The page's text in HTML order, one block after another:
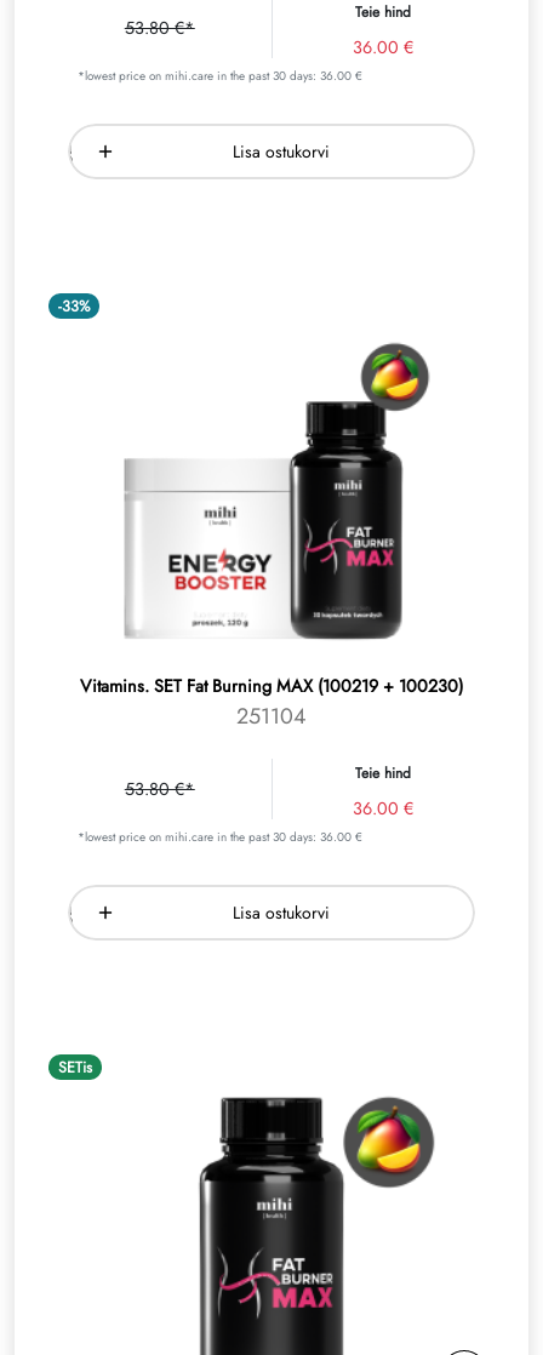
53.80 €*
Teie hind
36.00 €
*lowest price on mihi.care in the past 30 days: 36.00 €
Lisa ostukorvi
-33%
Vitamins. SET Fat Burning MAX (100219 + 100230)
251104
53.80 €*
Teie hind
36.00 €
*lowest price on mihi.care in the past 30 days: 36.00 €
Lisa ostukorvi
SETis